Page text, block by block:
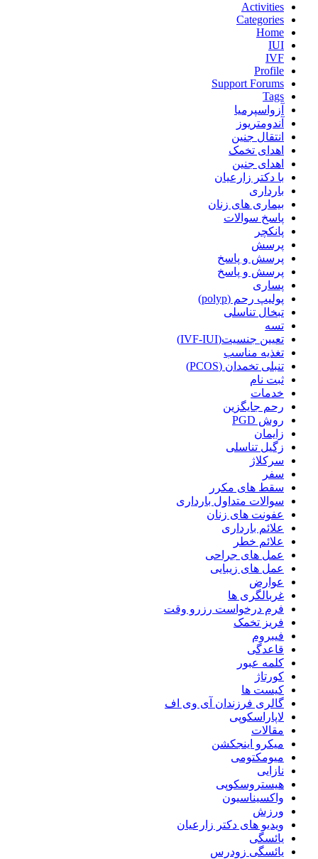
Activities
Categories
Home
IUI
IVF
Profile
Support Forums
Tags
آزواسپرمیا
آندومتریوز
انتقال جنین
اهدای تخمک
اهدای جنین
با دکتر زارعیان
بارداری
بیماری های زنان
پاسخ سوالات
پانکچر
پرسش
پرسش و پاسخ
پرسش و پاسخ
پساری
پولیپ رحم (polyp)
تبخال تناسلی
تسه
تعیین جنسیت(IVF-IUI)
تغذیه مناسب
تنبلی تخمدان (PCOS)
ثبت نام
خدمات
رحم جایگزین
روش PGD
زایمان
زگیل تناسلی
سرکلاژ
سفر
سقط های مکرر
سوالات متداول بارداری
عفونت های زنان
علائم بارداری
علائم خطر
عمل های جراحی
عمل های زیبایی
عوارض
غربالگری ها
فرم درخواست رزرو وقت
فریز تخمک
فیبروم
قاعدگی
کلمه عبور
کورتاژ
کیست ها
گالری فرزندان آی وی اف
لاپاراسکوپی
مقالات
میکرو اینجکشن
میومکتومی
نازایی
هیستروسکوپی
واکسیناسیون
ورزش
ویدیو های دکتر زارعیان
یائسگی
یائسگی زودرس